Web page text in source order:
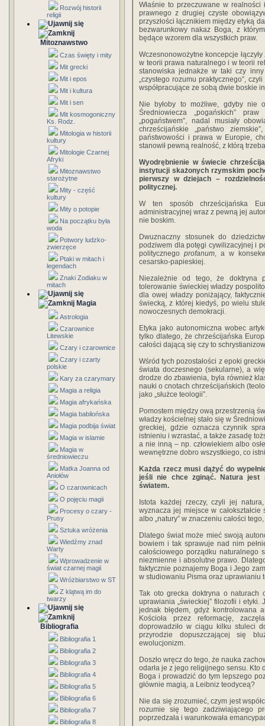
Rozwój historii
religii
Mitoznawstwo
Czas święty i mity
Mit grecki
Mit i epos
Mit i kultura
Mit i sen
Mit kosmogoniczny
Ks. Rodz.
Mitologia w historii
kultury
Mitologie Czarnej
Afryki
Mitoznawstwo
starożytne
Mity - część
kultury
Mity o potopie
Na początku była
woda
Potwory ludzko-
zwierzęce
Ptaki w mitach i
legendach
Znaki Zodiaku w
mitach
Magia
Astrologia
Czarownice
Litewskie
Czary i czarownice
Czary i czarty
polskie
Kary za czarymary
Magia a religia
Magia afrykańska
Magia babilońska
Magia podbija świat
Magia w islamie
Magia w
średniowieczu
Matka Joanna od
Aniołów
O czarownicach
O pojęciu magii
Procesy o czary -
Prusy
Sztuka wróżenia
Wiedźmy znad
Warty
Wprowadzenie w
świat czarnej magii
Wróżbiarstwo w ST
Z klątwą im do
twarzy
Bibliografia
Bibliografia 1
Bibliografia 2
Bibliografia 3
Bibliografia 4
Bibliografia 5
Bibliografia 6
Bibliografia 7
Bibliografia 8
Właśnie to przeczuwane w
prawnego z drugiej czyste
przyszłości łącznikiem między etyką
bezwarunkowy nakaz Boga, z
będące wzorem dla wszystkich praw.
Wczesnonowożytne koncepcje
w teorii prawa naturalnego i w teorii
stanowiska jednakże w taki czy
„czystego rozumu praktycznego”,
współpracujące ze sobą dwie boskie
Nie byłoby to możliwe, gdyby nie
Średniowiecza „pogańskich”
„pogaństwem”, nadal musiały
chrześcijańskie „państwo
państwowości i prawa w Europie,
stanowił pewną realność, z którą
Wyodrębnienie w świecie
instytucji skażonych rzymskim
pierwszy w dziejach –
politycznej.
W ten sposób chrześcijańska
administracyjnej wraz z pewną jej
nie boskim.
Dwuznaczny stosunek do
podziwem dla potęgi cywilizacyjnej i
politycznego profanum, a w
cesarsko-papieskiej.
Niezależnie od tego, że doktryna
tolerowanie świeckiej władzy
dla owej władzy poniżający,
świecką, z której kiedyś, po wielu
nowoczesnych demokracji.
Etyka jako autonomiczna wobec
tylko dlatego, że chrześcijańska
całości dającą się czy to
Wśród tych pozostałości z epoki
świata doczesnego (sekularne), a
drodze do zbawienia, była również
nauki o cnotach chrześcijańskich
jako „służce teologii”.
Pomostem między ową przestrzenią
władzy kościelnej stało się w
greckiej, gdzie oznacza czynnik
istnieniu i wzrastać, a także zasadę
a nie inną – np. człowiekiem albo
wewnętrzne dobro wszystkiego, co
Każda rzecz musi dążyć do
jeśli nie chce zginąć. Natura jest
światem.
Istota każdej rzeczy, czyli jej
wyznacza jej miejsce w
albo „natury” w znaczeniu całości
Dlatego świat może mieć swoją
bowiem i tak sprawuje nad nim
całościowego porządku naturalnego
niezmienne i absolutne prawo.
faktycznie poznajemy Boga i Jego
w studiowaniu Pisma oraz uprawianiu
Tak oto grecka doktryna o naturach
uprawiania „świeckiej” filozofii i etyki.
jednak błędem, gdyż kontrolowana
Kościoła przez reformację,
doprowadziło w ciągu kilku stuleci
przyrodzie dopuszczającej się
ewolucjonizm.
Doszło wręcz do tego, że nauka
odarła je z jego religijnego sensu. Kto
Boga i prowadzić do tym lepszego
głównie magią, a Leibniz teodyceą?
Nie da się zrozumieć, czym jest
rozumie się tego zadziwiającego
poprzedzała i warunkowała